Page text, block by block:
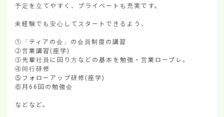
予定を立てやすく、プライベートも充実です。
未経験でも安心してスタートできるよう、
①「ティアの会」の会員制度の講習
②営業講習(座学)
③先輩社員に回り方などの基本を勉強・営業ロープレ。
④同行研修
⑤フォローアップ研修(座学)
⑥月66回の勉強会
などなど。